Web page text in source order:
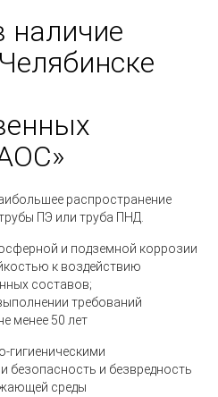
распространение
ПЭ или труба ПНД.
и подземной коррозии
к воздействию
составов;
требований
менее 50 лет
гигиеническими
безопасность и безвредность
среды